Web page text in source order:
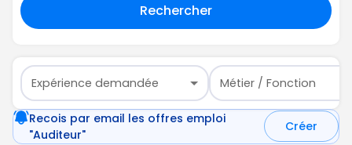
Rechercher
Expérience demandée Métier / Fonction
Recois par email les offres emploi
"Auditeur"
Créer